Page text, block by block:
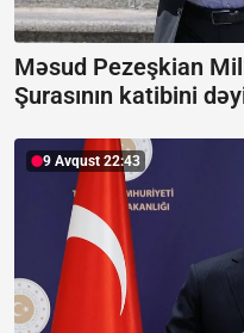
Məsud Pezeşkian
Şurasının katibini
9 Avqust 22:43